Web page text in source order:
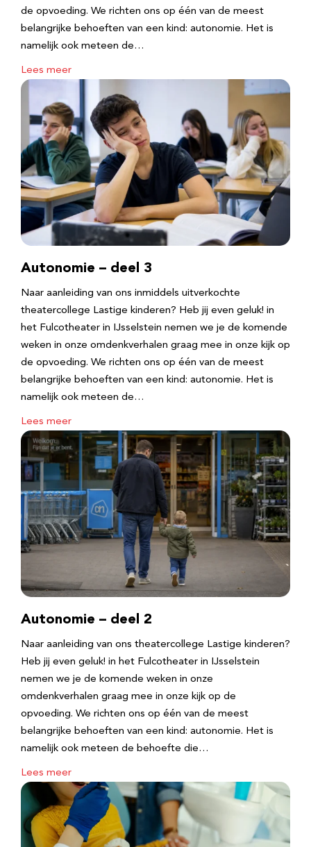
de opvoeding. We richten ons op één van de meest
belangrijke behoeften van een kind: autonomie. Het is
namelijk ook meteen de…
Lees meer
Autonomie – deel 3
Naar aanleiding van ons inmiddels uitverkochte
theatercollege Lastige kinderen? Heb jij even geluk! in
het Fulcotheater in IJsselstein nemen we je de komende
weken in onze omdenkverhalen graag mee in onze kijk op
de opvoeding. We richten ons op één van de meest
belangrijke behoeften van een kind: autonomie. Het is
namelijk ook meteen de…
Lees meer
Autonomie – deel 2
Naar aanleiding van ons theatercollege Lastige kinderen?
Heb jij even geluk! in het Fulcotheater in IJsselstein
nemen we je de komende weken in onze
omdenkverhalen graag mee in onze kijk op de
opvoeding. We richten ons op één van de meest
belangrijke behoeften van een kind: autonomie. Het is
namelijk ook meteen de behoefte die…
Lees meer